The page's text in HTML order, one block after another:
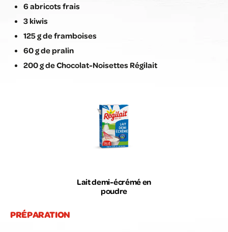
6 abricots frais
3 kiwis
125 g de framboises
60 g de pralin
200 g de Chocolat-Noisettes Régilait
Lait demi-écrémé en
poudre
PRÉPARATION